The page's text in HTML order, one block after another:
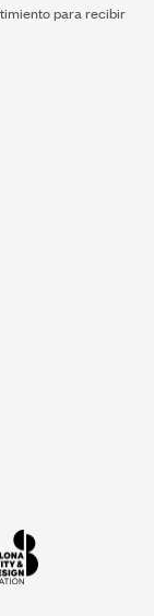
para recibir